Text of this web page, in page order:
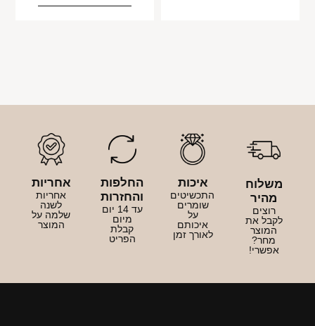
משלוח
מהיר
רוצים
לקבל את
המוצר
מחר?
אפשרי!
איכות
התכשיטים
שומרים
על
איכותם
לאורך זמן
החלפות
והחזרות
עד 14 יום
מיום
קבלת
הפריט
אחריות
אחריות
לשנה
שלמה על
המוצר